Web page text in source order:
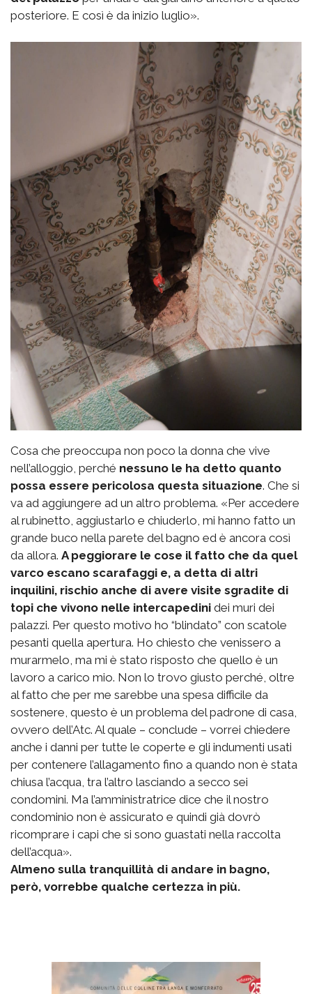
posteriore. E così è da inizio luglio».
Cosa che preoccupa non poco la donna che vive
nell’alloggio, perché nessuno le ha detto quanto
possa essere pericolosa questa situazione. Che si
va ad aggiungere ad un altro problema. «Per accedere
al rubinetto, aggiustarlo e chiuderlo, mi hanno fatto un
grande buco nella parete del bagno ed è ancora così
da allora. A peggiorare le cose il fatto che da quel
varco escano scarafaggi e, a detta di altri
inquilini, rischio anche di avere visite sgradite di
topi che vivono nelle intercapedini dei muri dei
palazzi. Per questo motivo ho “blindato” con scatole
pesanti quella apertura. Ho chiesto che venissero a
murarmelo, ma mi è stato risposto che quello è un
lavoro a carico mio. Non lo trovo giusto perché, oltre
al fatto che per me sarebbe una spesa difficile da
sostenere, questo è un problema del padrone di casa,
ovvero dell’Atc. Al quale – conclude – vorrei chiedere
anche i danni per tutte le coperte e gli indumenti usati
per contenere l’allagamento fino a quando non è stata
chiusa l’acqua, tra l’altro lasciando a secco sei
condomini. Ma l’amministratrice dice che il nostro
condominio non è assicurato e quindi già dovrò
ricomprare i capi che si sono guastati nella raccolta
dell’acqua».
Almeno sulla tranquillità di andare in bagno,
però, vorrebbe qualche certezza in più.